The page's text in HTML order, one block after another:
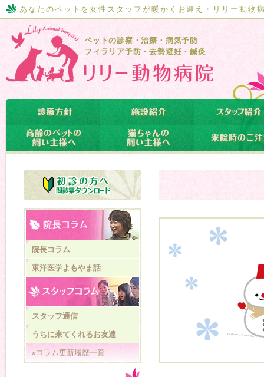
あなたのペットを女性スタッフが暖かくお迎え・リリー動物
ペットの診察・治療・病気予防
フィラリア予防・去勢避妊・鍼灸
院長コラム
東洋医学よもやま話
スタッフ通信
うちに来てくれるお友達
»コラム更新履歴一覧